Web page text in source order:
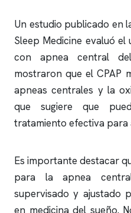
Un estudio publicado en
Sleep Medicine evaluó el
con apnea central
mostraron que el CPAP
apneas centrales y la
que sugiere que
tratamiento efectiva para
Es importante destacar
para laapnea
supervisado y ajustado
en medicina del sueño.